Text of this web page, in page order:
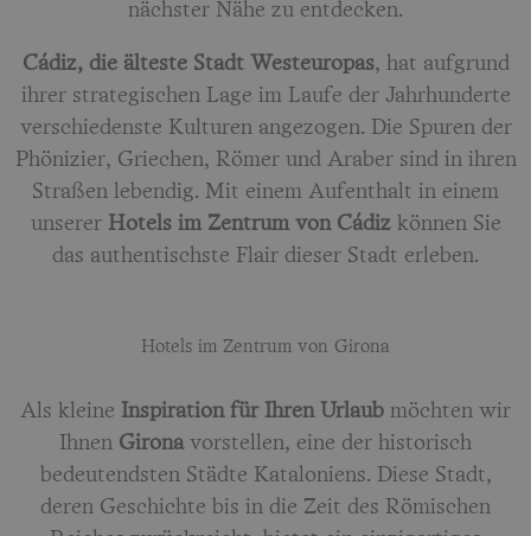
nächster Nähe zu entdecken.
Cádiz, die älteste Stadt Westeuropas, hat aufgrund
ihrer strategischen Lage im Laufe der Jahrhunderte
verschiedenste Kulturen angezogen. Die Spuren der
Phönizier, Griechen, Römer und Araber sind in ihren
Straßen lebendig. Mit einem Aufenthalt in einem
unserer Hotels im Zentrum von Cádiz können Sie
das authentischste Flair dieser Stadt erleben.
Hotels im Zentrum von Girona
Als kleine Inspiration für Ihren Urlaub möchten wir
Ihnen Gironavorstellen, eine der historisch
bedeutendsten Städte Kataloniens. Diese Stadt,
deren Geschichte bis in die Zeit des Römischen